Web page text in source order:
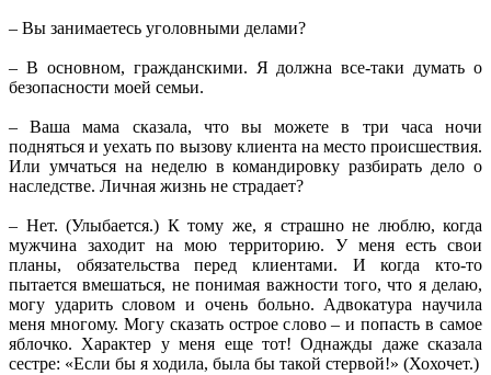
– Вы занимаетесь уголовными делами?
– В основном, гражданскими. Я должна все-таки думать о
безопасности моей семьи.
– Ваша мама сказала, что вы можете в три часа ночи
подняться и уехать по вызову клиента на место происшествия.
Или умчаться на неделю в командировку разбирать дело о
наследстве. Личная жизнь не страдает?
– Нет. (Улыбается.) К тому же, я страшно не люблю, когда
мужчина заходит на мою территорию. У меня есть свои
планы, обязательства перед клиентами. И когда кто-то
пытается вмешаться, не понимая важности того, что я делаю,
могу ударить словом и очень больно. Адвокатура научила
меня многому. Могу сказать острое слово – и попасть в самое
яблочко. Характер у меня еще тот! Однажды даже сказала
сестре: «Если бы я ходила, была бы такой стервой!» (Хохочет.)